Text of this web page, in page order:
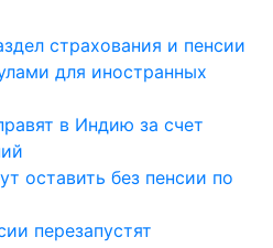
для иностранных
в Индию за счет
оставить без пенсии по
перезапустят